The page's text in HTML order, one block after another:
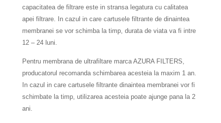
capacitatea de filtrare este in stransa legatura cu calitatea
apei filtrare. In cazul in care cartusele filtrante de dinaintea
membranei se vor schimba la timp, durata de viata va fi intre
12 – 24 luni.
Pentru membrana de ultrafiltare marca AZURA FILTERS,
producatorul recomanda schimbarea acesteia la maxim 1 an.
In cazul in care cartusele filtrante dinaintea membranei vor fi
schimbate la timp, utilizarea acesteia poate ajunge pana la 2
ani.